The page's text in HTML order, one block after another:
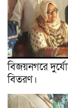
বিজয়নগরে
বিতরণ।